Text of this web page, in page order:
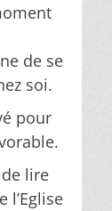
de se
soi.
pour
lire
l’Eglise